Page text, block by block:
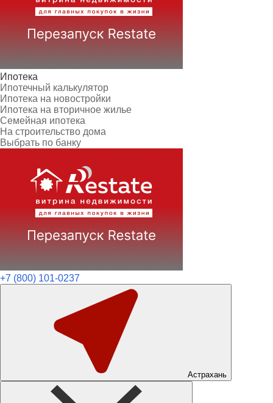
Ипотека
Ипотечный калькулятор
Ипотека на новостройки
Ипотека на вторичное жилье
Семейная ипотека
На строительство дома
Выбрать по банку
+7 (800) 101-0237
Астрахань